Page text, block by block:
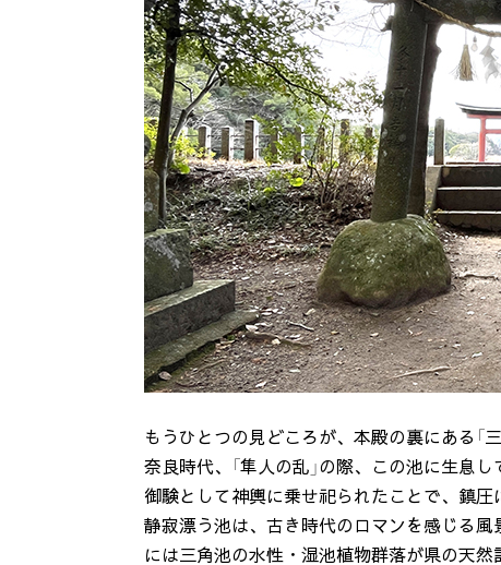
もうひとつの見どころが、本殿の裏にある「三
奈良時代、「隼人の乱」の際、この池に生息
御験として神輿に乗せ祀られたことで、鎮圧
静寂漂う池は、古き時代のロマンを感じる
には三角池の水性・湿池植物群落が県の天